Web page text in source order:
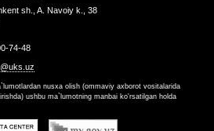
sh., A. Navoiy k., 38
74-48
nusxa olish (ommaviy axborot vositalarida
ushbu ma`lumotning manbai ko'rsatilgan holda